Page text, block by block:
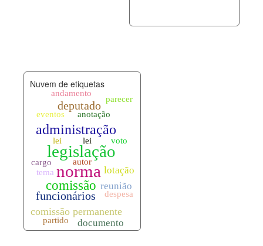
palavras_chave.xml 07-08-
legislacao_norma_anotacoes.xml
Nuvem de etiquetas